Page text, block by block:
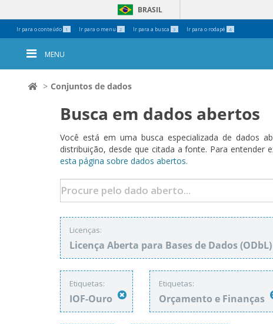
Ir para o conteúdo 1 Ir para o menu 2 Ir para a busca 3 Ir para o rodapé 4
BRASIL
Ferramentas
Pessoais
MENU
Conjuntos de dados
Busca em dados abertos
Você está em uma busca especializada de dados
distribuição, desde que citada a fonte. Para
esta página sobre dados abertos.
Licenças:
Licença Aberta para Bases de Dados
Etiquetas:
IOF-Ouro
Etiquetas:
Orçamento e Finanças